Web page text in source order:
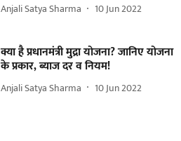
Anjali Satya Sharma 10 Jun 2022
क्या है प्रधानमंत्री मुद्रा योजना? जानिए योजना
के प्रकार, ब्याज दर व नियम!
Anjali Satya Sharma 10 Jun 2022